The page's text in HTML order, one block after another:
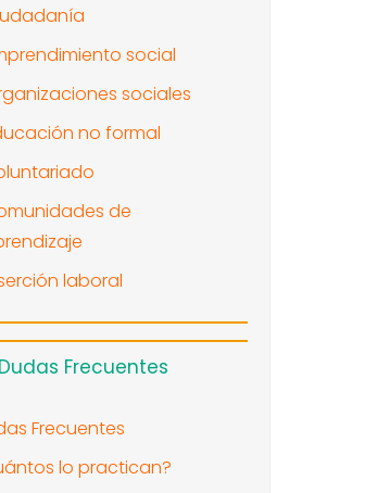
social
sociales
no formal
de
laboral
Dudas Frecuentes
Frecuentes
lo practican?